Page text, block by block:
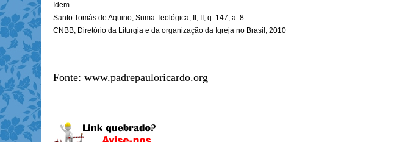
Idem
Santo Tomás de Aquino, Suma Teológica, II, II, q. 147, a. 8
CNBB, Diretório da Liturgia e da organização da Igreja no Brasil, 2010
Fonte: www.padrepauloricardo.org